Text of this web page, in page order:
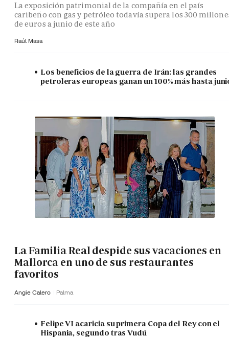
La exposición patrimonial de la compañía en el país
caribeño con gas y petróleo todavía supera los 300
de euros a junio de este año
Raúl Masa
Los beneficios de la guerra de Irán: las grandes
petroleras europeas ganan un 100% más hasta
La Familia Real despide sus vacaciones en
Mallorca en uno de sus restaurantes
favoritos
Angie Calero Palma
Felipe VI acaricia su primera Copa del Rey con el
Hispania, segundo tras Vudú